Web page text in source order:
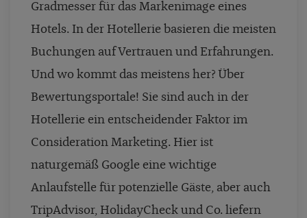
Gradmesser für das Markenimage eines
Hotels. In der Hotellerie basieren die meisten
Buchungen auf Vertrauen und Erfahrungen.
Und wo kommt das meistens her? Über
Bewertungsportale! Sie sind auch in der
Hotellerie ein entscheidender Faktor im
Consideration Marketing. Hier ist
naturgemäß Google eine wichtige
Anlaufstelle für potenzielle Gäste, aber auch
TripAdvisor, HolidayCheck und Co. liefern